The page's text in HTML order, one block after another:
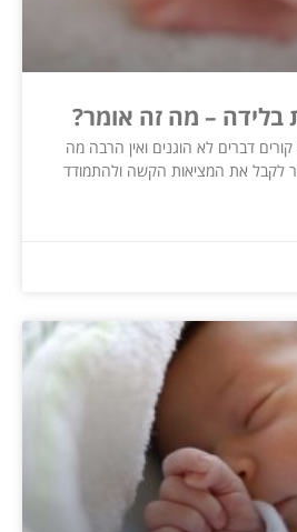
בלידה – מה זה אומר?
דברים לא הוגנים ואין הרבה מה
לקבל את המציאות הקשה ולהתמודד